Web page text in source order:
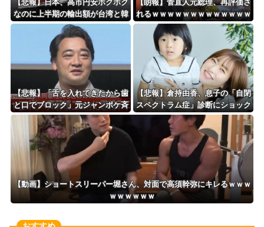
【悲報】日本、高市円安ホクホク
なのに上半期の輸出額が台湾と韓
国に抜かれる・・・
【朗報】菅直人元総理、再評価さ
れるｗｗｗｗｗｗｗｗｗｗｗｗｗ
ｗｗｗｗｗ
【悲報】「舌を入れてきたから歯
と口でブロック」元ジャンポケ斉
藤の不同意性交公判
【悲報】倉持由香、息子の「自閉
スペクトラム症」診断にショック
で涙… 見逃していた乳幼児期の
サインとは？
【動画】ショートスリーパー堀さん、対面で高須幹弥にキレるｗｗｗ
ｗｗｗｗｗｗ